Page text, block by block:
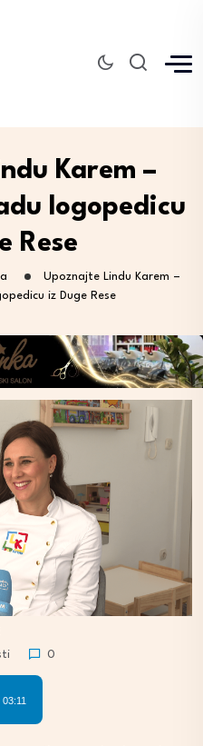
Karem –
logopedicu
Rese
Upoznajte Lindu Karem –
iz Duge Rese
0
03:11